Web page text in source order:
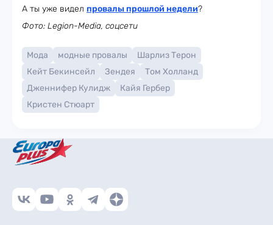
А ты уже видел провалы прошлой недели?
Фото: Legion-Media, соцсети
Мода модные провалы
Шарлиз Терон
Кейт Бекинсейл
Зендея
Том Холланд
Дженнифер Кулидж
Кайя Гербер
Кристен Стюарт